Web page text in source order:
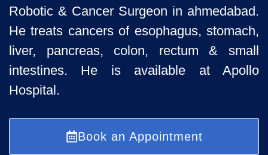
Robotic & Cancer Surgeon in ahmedabad.
He treats cancers of esophagus, stomach,
liver, pancreas, colon, rectum & small
intestines. He is available at Apollo
Hospital.
Book an Appointment